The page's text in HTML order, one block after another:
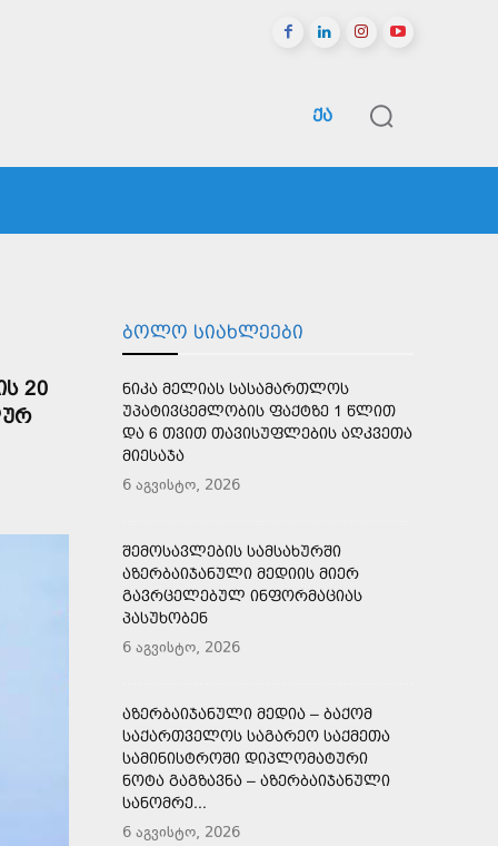
ᲥᲐ
20
ᲑᲝᲚᲝ ᲡᲘᲐᲮᲚᲔᲔᲑᲘ
ᲜᲘᲙᲐ ᲛᲔᲚᲘᲐᲡ ᲡᲐᲡᲐᲛᲐᲠᲗᲚᲝᲡ
ᲣᲞᲐᲢᲘᲕᲪᲔᲛᲚᲝᲑᲘᲡ ᲤᲐᲥᲢᲖᲔ 1 ᲬᲚᲘᲗ
ᲓᲐ 6 ᲗᲕᲘᲗ ᲗᲐᲕᲘᲡᲣᲤᲚᲔᲑᲘᲡ ᲐᲦᲙᲕᲔᲗᲐ
ᲛᲘᲔᲡᲐᲯᲐ
6 აგვისტო, 2026
ᲨᲔᲛᲝᲡᲐᲕᲚᲔᲑᲘᲡ ᲡᲐᲛᲡᲐᲮᲣᲠᲨᲘ
ᲐᲖᲔᲠᲑᲐᲘᲯᲐᲜᲣᲚᲘ ᲛᲔᲓᲘᲘᲡ ᲛᲘᲔᲠ
ᲒᲐᲕᲠᲪᲔᲚᲔᲑᲣᲚ ᲘᲜᲤᲝᲠᲛᲐᲪᲘᲐᲡ
ᲞᲐᲡᲣᲮᲝᲑᲔᲜ
6 აგვისტო, 2026
ᲐᲖᲔᲠᲑᲐᲘᲯᲐᲜᲣᲚᲘ ᲛᲔᲓᲘᲐ – ᲑᲐᲥᲝᲛ
ᲡᲐᲥᲐᲠᲗᲕᲔᲚᲝᲡ ᲡᲐᲒᲐᲠᲔᲝ ᲡᲐᲥᲛᲔᲗᲐ
ᲡᲐᲛᲘᲜᲘᲡᲢᲠᲝᲨᲘ ᲓᲘᲞᲚᲝᲛᲐᲢᲣᲠᲘ
ᲜᲝᲢᲐ ᲒᲐᲒᲖᲐᲕᲜᲐ – ᲐᲖᲔᲠᲑᲐᲘᲯᲐᲜᲣᲚᲘ
ᲡᲐᲜᲝᲛᲠᲔ...
6 აგვისტო, 2026